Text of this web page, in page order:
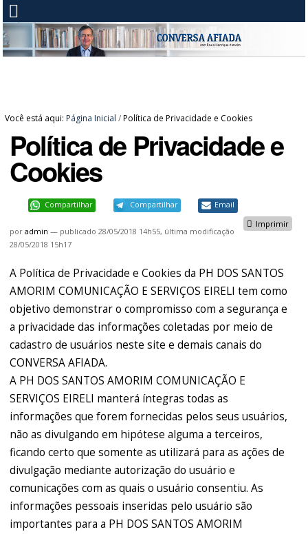
Você está aqui: Página Inicial /Política de Privacidade e Cookies
Política de Privacidade e
Cookies
Compartilhar Compartilhar Email
Imprimir
poradmin — publicado 28/05/2018 14h55, última modificação
28/05/2018 15h17
A Política de Privacidade e Cookies da PH DOS SANTOS
AMORIM COMUNICAÇÃO E SERVIÇOS EIRELI tem como
objetivo demonstrar o compromisso com a segurança e
a privacidade das informações coletadas por meio de
cadastro de usuários neste site e demais canais do
CONVERSA AFIADA.
A PH DOS SANTOS AMORIM COMUNICAÇÃO E
SERVIÇOS EIRELI manterá íntegras todas as
informações que forem fornecidas pelos seus usuários,
não as divulgando em hipótese alguma a terceiros,
ficando certo que somente as utilizará para as ações de
divulgação mediante autorização do usuário e
comunicações com as quais o usuário consentiu. As
informações pessoais inseridas pelo usuário são
importantes para a PH DOS SANTOS AMORIM